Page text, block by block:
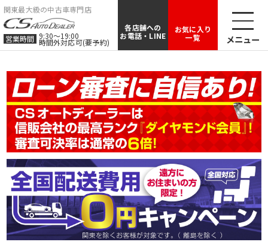
関東最大級の中古車専門店
営業時間 9:30〜19:00
時間外対応可(要予約)
各店舗への
お電話・LINE
お気に入り
一覧
メニュー